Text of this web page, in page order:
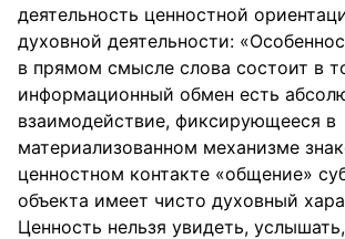
деятельность ценностной
духовной деятельности:
в прямом смысле слова состоит в
информационный обмен есть
взаимодействие, фиксирующееся в
материализованном механизме
ценностном контакте «общение»
объекта имеет чисто духовный
Ценность нельзя увидеть,